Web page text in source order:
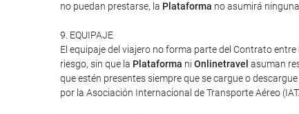
no puedan prestarse, la Plataforma no asumirá
9. EQUIPAJE
El equipaje del viajero no forma parte del Contrato
riesgo, sin que la Plataforma ni Onlinetravel asuman
que estén presentes siempre que se cargue o
por la Asociación Internacional de Transporte Aéreo